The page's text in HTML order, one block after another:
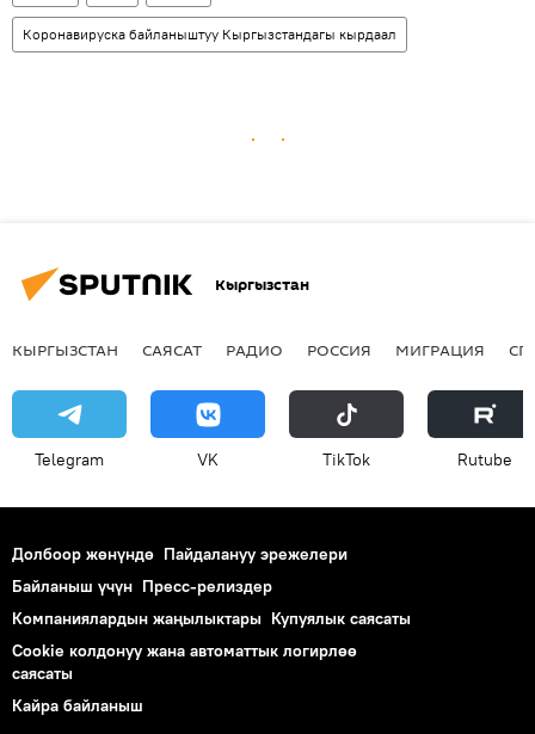
Коронавируска байланыштуу Кыргызстандагы кырдаал
Кыргызстан
КЫРГЫЗСТАН САЯСАТ РАДИО РОССИЯ МИГРАЦИЯ
Telegram VK ТikТоk Rutube
Долбоор жөнүндө Пайдалануу эрежелери
Байланыш үчүн Пресс-релиздер
Компаниялардын жаңылыктары Купуялык саясаты
Cookie колдонуу жана автоматтык логирлөө
саясаты
Кайра байланыш